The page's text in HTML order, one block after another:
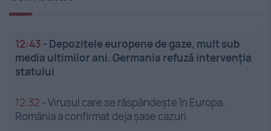
12:43 - Depozitele europene de gaze, mult sub
media ultimilor ani. Germania refuză intervenția
statului
12:32 -Virusul care se răspândește în Europa.
România a confirmat deja șase cazuri